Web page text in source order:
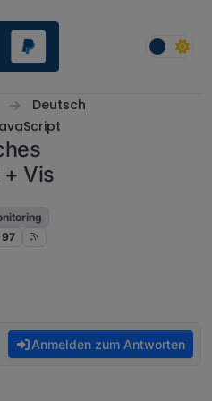
Deutsch
Vis
97
Anmelden zum Antworten